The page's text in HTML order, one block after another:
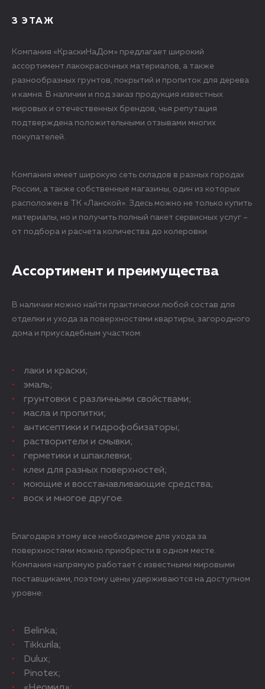
3 ЭТАЖ
Компания «КраскиНаДом» предлагает широкий
ассортимент лакокрасочных материалов, а также
разнообразных грунтов, покрытий и пропиток для дерева
и камня. В наличии и под заказ продукция известных
мировых и отечественных брендов, чья репутация
подтверждена положительными отзывами многих
покупателей.
Компания имеет широкую сеть складов в разных городах
России, а также собственные магазины, один из которых
расположен в ТК «Ланской». Здесь можно не только купить
материалы, но и получить полный пакет сервисных услуг –
от подбора и расчета количества до колеровки.
Ассортимент и преимущества
В наличии можно найти практически любой состав для
отделки и ухода за поверхностями квартиры, загородного
дома и приусадебным участком:
лаки и краски;
эмаль;
грунтовки с различными свойствами;
масла и пропитки;
антисептики и гидрофобизаторы;
растворители и смывки;
герметики и шпаклевки;
клеи для разных поверхностей;
моющие и восстанавливающие средства;
воск и многое другое.
Благодаря этому все необходимое для ухода за
поверхностями можно приобрести в одном месте.
Компания напрямую работает с известными мировыми
поставщиками, поэтому цены удерживаются на доступном
уровне:
Belinka;
Tikkurila;
Dulux;
Pinotex;